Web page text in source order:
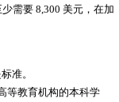
需要 8,300 美元，在加
准。
等教育机构的本科学